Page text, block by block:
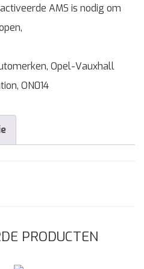
AMS is nodig om
, Opel-Vauxhall
, ON014
PRODUCTEN